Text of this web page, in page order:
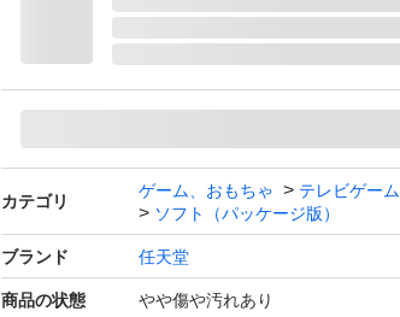
カテゴリ
ゲーム、おもちゃ テレビゲーム
ソフト（パッケージ版）
ブランド 任天堂
商品の状態 やや傷や汚れあり